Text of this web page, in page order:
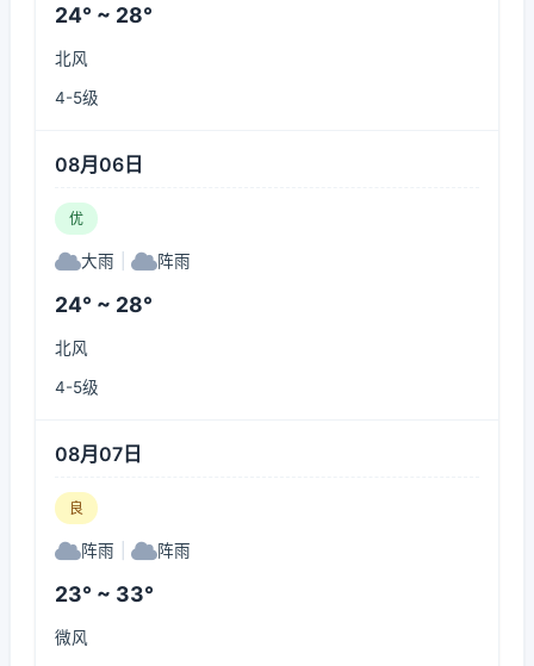
24° ~ 28°
北风
4-5级
08月06日
优
大雨 阵雨
24° ~ 28°
北风
4-5级
08月07日
良
阵雨 阵雨
23° ~ 33°
微风